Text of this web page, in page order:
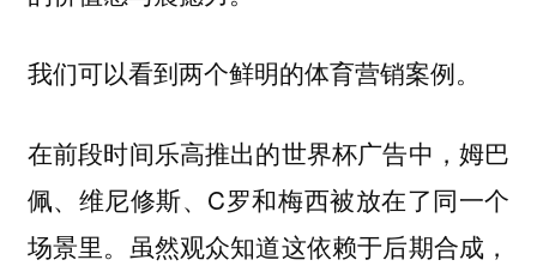
我们可以看到两个鲜明的体育营销案例。
在前段时间乐高推出的世界杯广告中，姆巴
佩、维尼修斯、C罗和梅西被放在了同一个
场景里。虽然观众知道这依赖于后期合成，